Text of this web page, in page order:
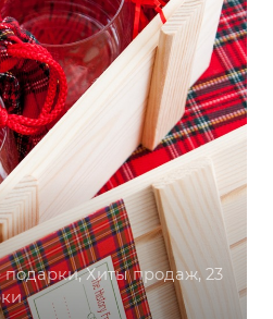
Хиты продаж, 23